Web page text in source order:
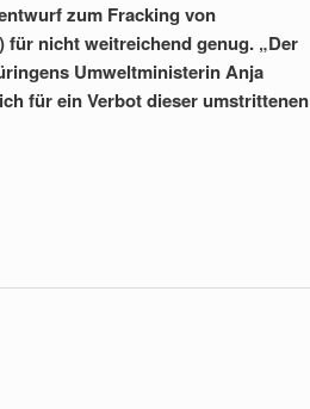
zum Fracking von
nicht weitreichend genug. „Der
Umweltministerin Anja
für ein Verbot dieser umstrittenen